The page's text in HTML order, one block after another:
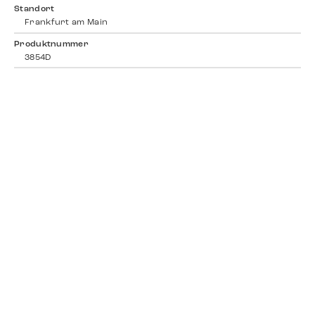
Standort
Frankfurt am Main
Produktnummer
3854D